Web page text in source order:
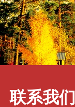
联系我们